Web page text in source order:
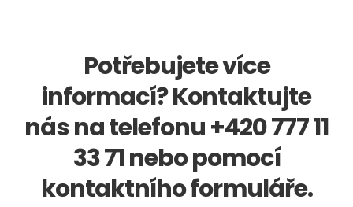
Potřebujete více
informací? Kontaktujte
nás na telefonu +420 777 11
33 71 nebo pomocí
kontaktního formuláře.